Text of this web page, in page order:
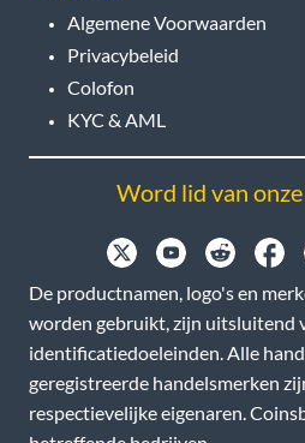
Algemene Voorwaarden
Privacybeleid
Colofon
KYC & AML
Word lid van
De productnamen, logo's en
worden gebruikt, zijn uitsluitend
identificatiedoeleinden. Alle
geregistreerde handelsmerken
respectievelijke eigenaren.